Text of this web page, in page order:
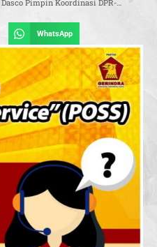
Dasco Pimpin Koordinasi DPR-Pemerintah, Harga Gas Industri Disesuaikan untuk Jaga Daya Saing dan Cegah PHK
WhatsApp